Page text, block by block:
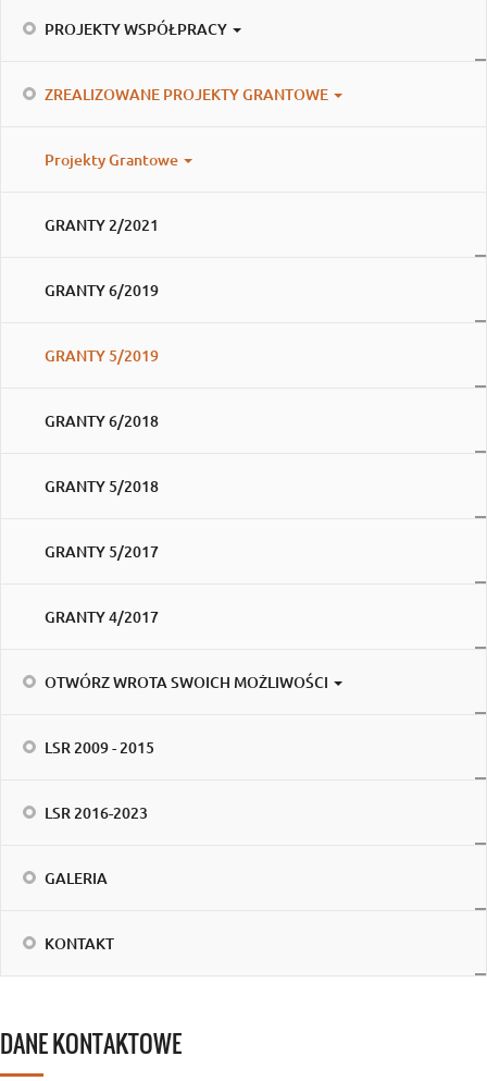
PROJEKTY WSPÓŁPRACY
ZREALIZOWANE PROJEKTY GRANTOWE
Projekty Grantowe
GRANTY 2/2021
GRANTY 6/2019
GRANTY 5/2019
GRANTY 6/2018
GRANTY 5/2018
GRANTY 5/2017
GRANTY 4/2017
OTWÓRZ WROTA SWOICH MOŻLIWOŚCI
LSR 2009 - 2015
LSR 2016-2023
GALERIA
KONTAKT
DANE KONTAKTOWE